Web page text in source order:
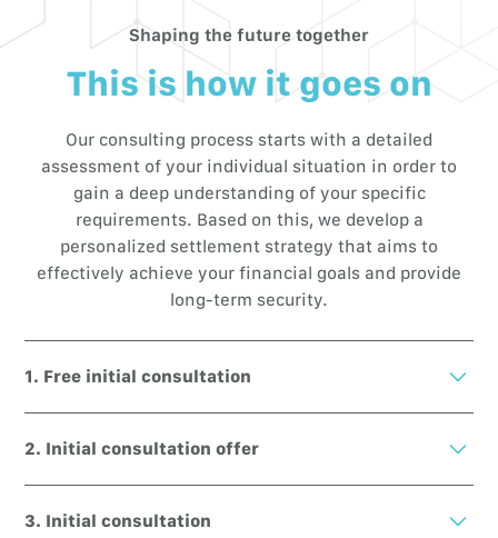
Shaping the future together
This is how it goes on
Our consulting process starts with a detailed
assessment of your individual situation in order to
gain a deep understanding of your specific
requirements. Based on this, we develop a
personalized settlement strategy that aims to
effectively achieve your financial goals and provide
long-term security.
1. Free initial consultation
our answers. Find out how we can help you on your
towards a worry-free future, with no obligations.
2. Initial consultation offer
offer that includes the costs to be borne by you if the
3. Initial consultation